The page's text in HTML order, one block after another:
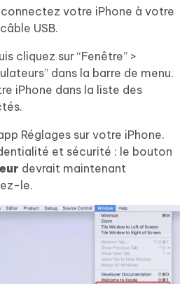
votre iPhone à votre
USB.
cliquez sur “Fenêtre” >
dans la barre de menu.
iPhone dans la liste des
Réglages sur votre iPhone.
et sécurité : le bouton
devrait maintenant
le.